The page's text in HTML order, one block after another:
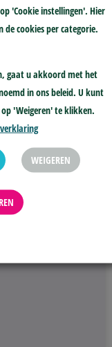
'Cookie instellingen'. Hier
de cookies per categorie.
gaat u akkoord met het
in ons beleid. U kunt
'Weigeren' te klikken.
WEIGEREN